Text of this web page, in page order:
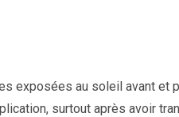
exposées au soleil avant et
surtout après avoir